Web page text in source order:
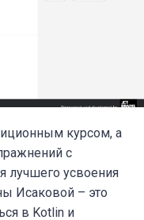
курсом, а
с
лучшего усвоения
Исаковой – это
в Kotlin и